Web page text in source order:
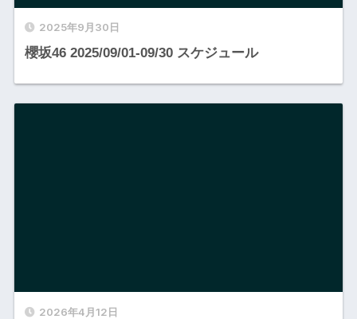
2025年9月30日
櫻坂46 2025/09/01-09/30 スケジュール
2026年4月12日